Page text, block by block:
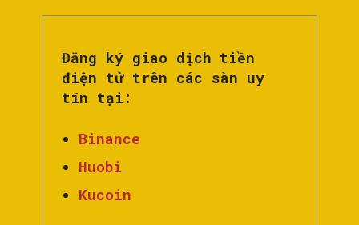
Đăng ký giao dịch tiền
điện tử trên các sàn uy
tín tại:
Binance
Huobi
Kucoin